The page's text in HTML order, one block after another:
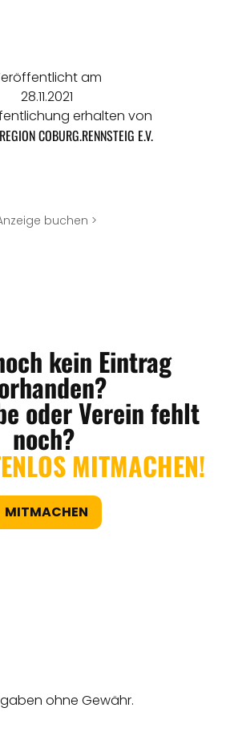
am
28.11.2021
erhalten von
COBURG.RENNSTEIG E.V.
buchen >
kein Eintrag
oder Verein fehlt
noch?
MITMACHEN!
MITMACHEN